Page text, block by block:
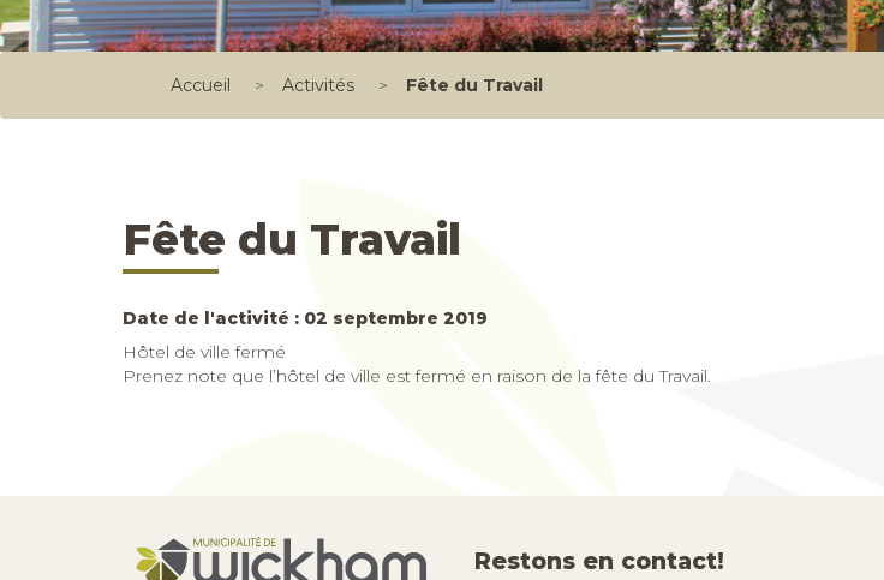
Accueil > Activités > Fête du Travail
Fête du Travail
Date de l'activité : 02 septembre 2019
Hôtel de ville fermé
Prenez note que l’hôtel de ville est fermé en raison de la fête du Travail.
Restons en contact!